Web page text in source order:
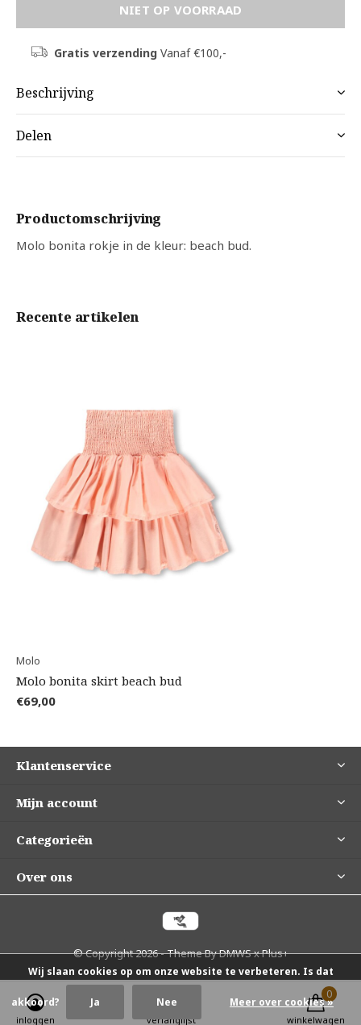
NIET OP VOORRAAD
Gratis verzendingVanaf €100,-
Beschrijving
Delen
Productomschrijving
Molo bonita rokje in de kleur: beach bud.
Recente artikelen
Molo
Molo bonita skirt beach bud
€69,00
Klantenservice
Mijn account
Categorieën
Over ons
© Copyright2026- Theme ByDMWSxPlus+
inloggen verlanglijst winkelwagen
0
Wij slaan cookies op om onze website te verbeteren. Is dat
akkoord? Ja Nee Meer over cookies »